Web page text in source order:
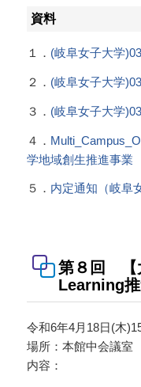
資料
１． (岐阜女子大学
２． (岐阜女子大学
３． (岐阜女子大学
４．
学地域創生推進事業
５． 内定通知（岐阜
第８回 【
Learning
令和6年4月18日(木
場所：本館中会議室
内容：